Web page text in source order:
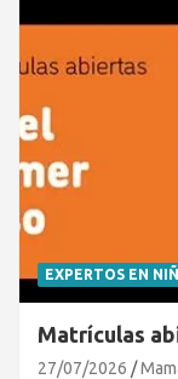
EXPERTOS EN
Matrículas
27/07/2026